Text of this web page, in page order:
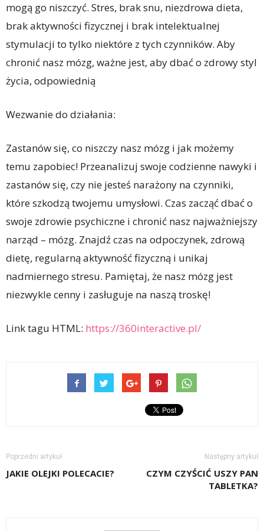
mogą go niszczyć. Stres, brak snu, niezdrowa dieta,
brak aktywności fizycznej i brak intelektualnej
stymulacji to tylko niektóre z tych czynników. Aby
chronić nasz mózg, ważne jest, aby dbać o zdrowy styl
życia, odpowiednią
Wezwanie do działania:
Zastanów się, co niszczy nasz mózg i jak możemy
temu zapobiec! Przeanalizuj swoje codzienne nawyki i
zastanów się, czy nie jesteś narażony na czynniki,
które szkodzą twojemu umysłowi. Czas zacząć dbać o
swoje zdrowie psychiczne i chronić nasz najważniejszy
narząd – mózg. Znajdź czas na odpoczynek, zdrową
dietę, regularną aktywność fizyczną i unikaj
nadmiernego stresu. Pamiętaj, że nasz mózg jest
niezwykle cenny i zasługuje na naszą troskę!
Link tagu HTML: https://360interactive.pl/
Poprzedni artykuł
JAKIE OLEJKI POLECACIE?
Następny artykuł
CZYM CZYŚCIĆ USZY PAN
TABLETKA?